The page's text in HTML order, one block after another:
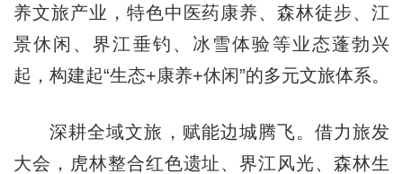
养文旅产业，特色中医药康养、森林徒步、江
景休闲、界江垂钓、冰雪体验等业态蓬勃兴
起，构建起“生态+康养+休闲”的多元文旅体系。
深耕全域文旅，赋能边城腾飞。借力旅发
大会，虎林整合红色遗址、界江风光、森林生